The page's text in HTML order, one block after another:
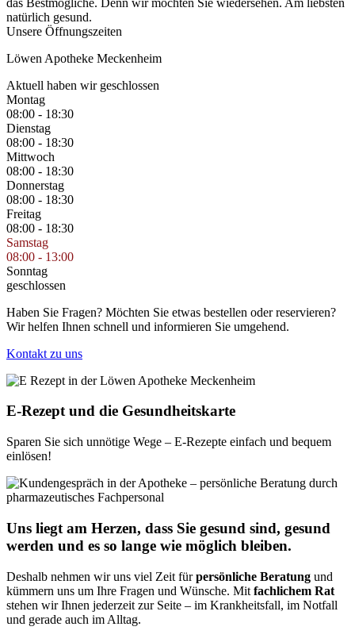
natürlich gesund.
Unsere Öffnungszeiten
Löwen Apotheke Meckenheim
Aktuell haben wir geschlossen
Montag
08:00 - 18:30
Dienstag
08:00 - 18:30
Mittwoch
08:00 - 18:30
Donnerstag
08:00 - 18:30
Freitag
08:00 - 18:30
Samstag
08:00 - 13:00
Sonntag
geschlossen
Haben Sie Fragen? Möchten Sie etwas bestellen oder reservieren?
Wir helfen Ihnen schnell und informieren Sie umgehend.
Kontakt zu uns
E-Rezept und die Gesundheitskarte
Sparen Sie sich unnötige Wege – E-Rezepte einfach und bequem
einlösen!
Uns liegt am Herzen, dass Sie gesund sind, gesund
werden und es so lange wie möglich bleiben.
Deshalb nehmen wir uns viel Zeit fürpersönliche Beratung und
kümmern uns um Ihre Fragen und Wünsche. Mit fachlichem Rat
stehen wir Ihnen jederzeit zur Seite – im Krank­heitsfall, im Notfall
und gerade auch im Alltag.